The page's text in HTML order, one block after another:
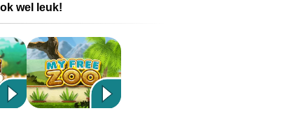
wel leuk!